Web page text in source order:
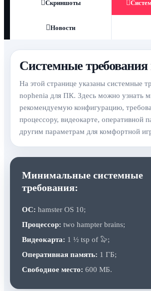
Скриншоты
Новости
Системные требования
На этой странице указаны системные
nophenia для ПК. Здесь можно узнать
рекомендуемую конфигурацию,
процессору, видеокарте, оперативной
другим параметрам для комфортной
Минимальные системные
требования:
ОС: hamster OS 10;
Процессор: two hampter brains;
Видеокарта: 1 ½ tsp of 🦭;
Оперативная память: 1 ГБ;
Свободное место: 600 МБ.